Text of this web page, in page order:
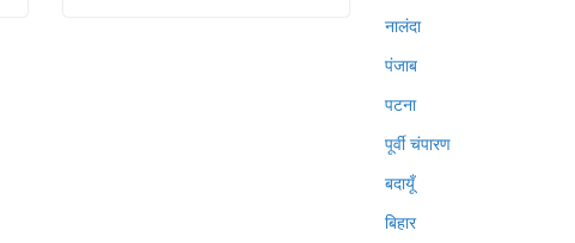
नालंदा
पंजाब
पटना
पूर्वी चंपारण
बदायूँ
बिहार